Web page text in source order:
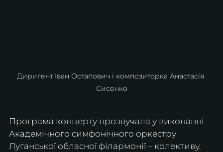
Диригент Іван Остапович і композиторка Анастасія
Сисенко
Програма концерту прозвучала у виконанні
Академічного симфонічного оркестру
Луганської обласної філармонії – колективу,